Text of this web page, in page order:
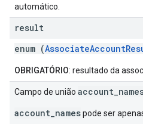
automático.
result
enum (
OBRIGATÓRIO: resultado da
Campo de união
account_namespode ser